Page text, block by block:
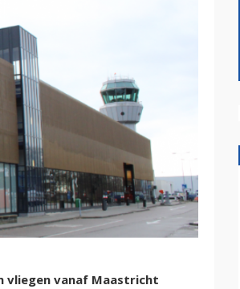
vliegen vanaf Maastricht